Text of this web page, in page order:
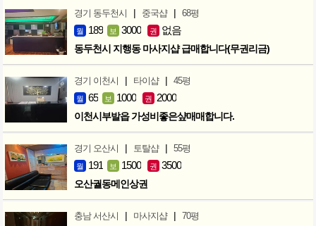
경기 동두천시 | 중국샵 | 68평
월 189 보 3000 권 없음
동두천시 지행동 마사지샵 급매합니다(무권리금)
경기 이천시 | 타이샵 | 45평
월 65 보 1000 권 2000
이천시부발읍 가성비좋은샾매매합니다.
경기 오산시 | 토탈샵 | 55평
월 191 보 1500 권 3500
오산궐동메인상권
충남 서산시 | 마사지샵 | 70평